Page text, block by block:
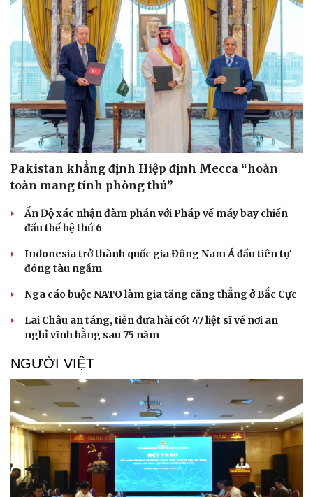
Pakistan khẳng định Hiệp định Mecca “hoàn
toàn mang tính phòng thủ”
Ấn Độ xác nhận đàm phán với Pháp về máy bay chiến
đấu thế hệ thứ 6
Indonesia trở thành quốc gia Đông Nam Á đầu tiên tự
đóng tàu ngầm
Nga cáo buộc NATO làm gia tăng căng thẳng ở Bắc Cực
Lai Châu an táng, tiễn đưa hài cốt 47 liệt sĩ về nơi an
nghỉ vĩnh hằng sau 75 năm
NGƯỜI VIỆT